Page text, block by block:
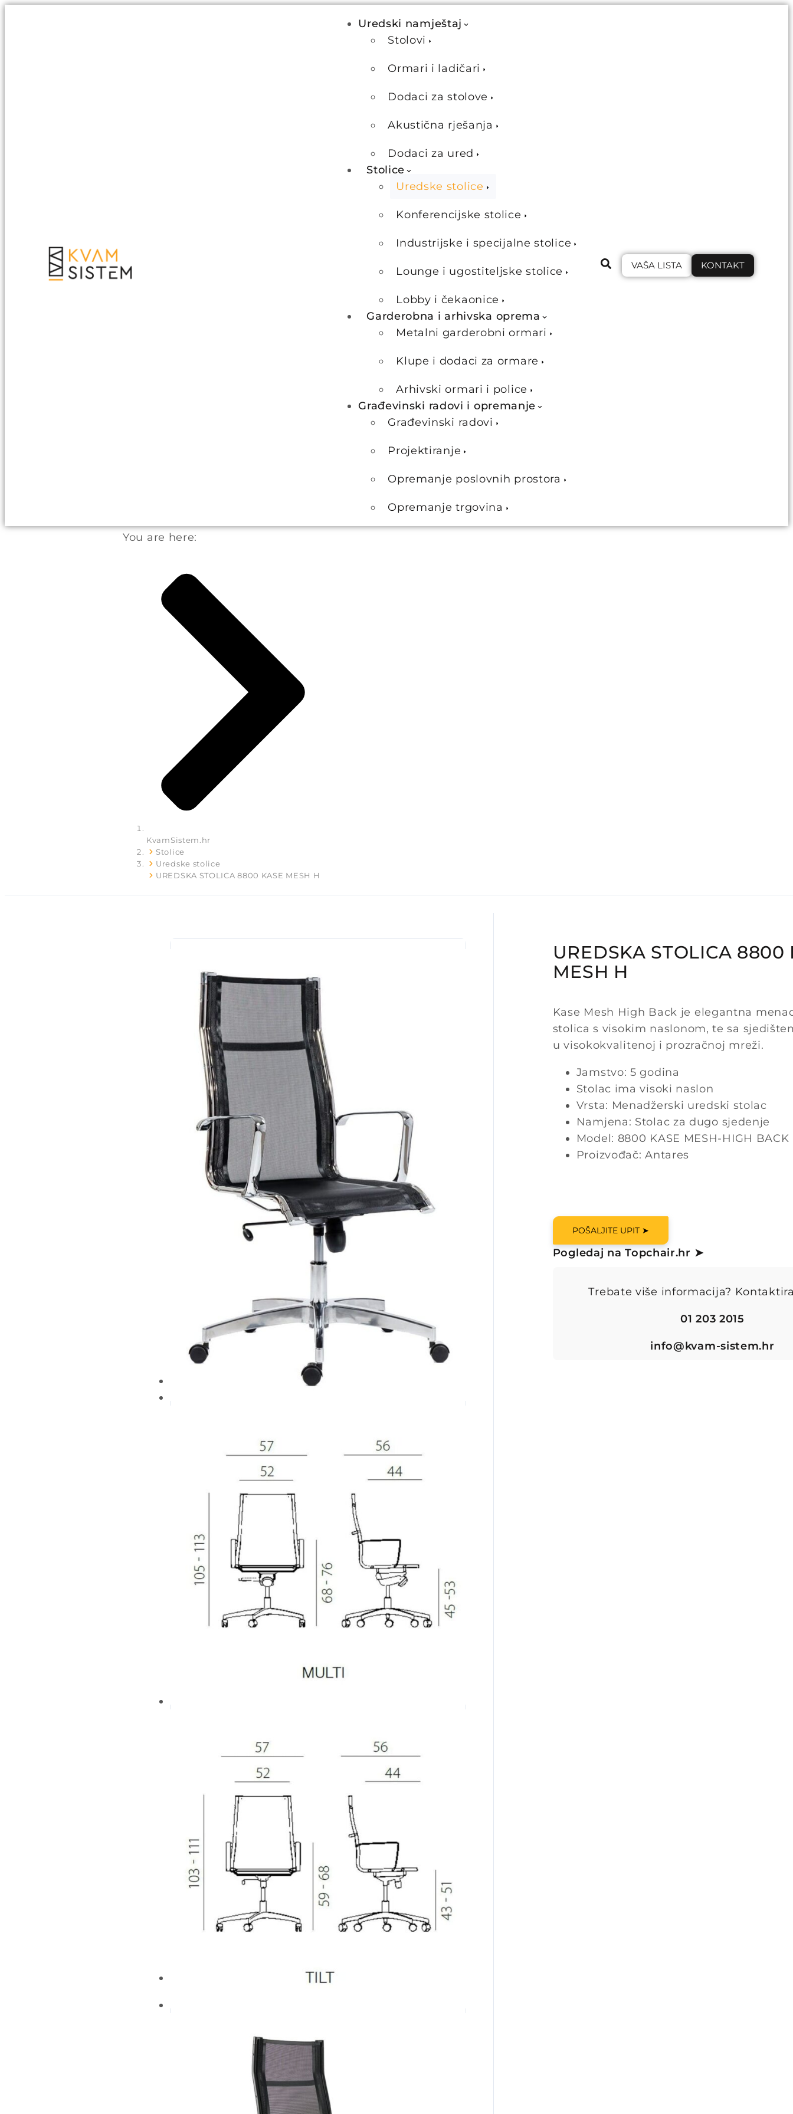
Uredski namještaj
Stolovi
Ormari i ladičari
Dodaci za stolove
Akustična rješanja
Dodaci za ured
Stolice
Uredske stolice
Konferencijske stolice
Industrijske i specijalne stolice
Lounge i ugostiteljske stolice
Lobby i čekaonice
Garderobna i arhivska oprema
Metalni garderobni ormari
Klupe i dodaci za ormare
Arhivski ormari i police
Građevinski radovi i opremanje
Građevinski radovi
Projektiranje
Opremanje poslovnih prostora
Opremanje trgovina
VAŠA LISTA KONTAKT
You are here:
KvamSistem.hr
Stolice
Uredske stolice
UREDSKA STOLICA 8800 KASE MESH H
UREDSKA STOLICA 8800
MESH H
Kase Mesh High Back je elegantna
stolica s visokim naslonom, te sa
u visokokvalitenoj i prozračnoj mreži.
Jamstvo: 5 godina
Stolac ima visoki naslon
Vrsta: Menadžerski uredski stolac
Namjena: Stolac za dugo sjedenje
Model: 8800 KASE MESH-HIGH BACK
Proizvođač: Antares
POŠALJITE UPIT ➤
Pogledaj na Topchair.hr ➤
Trebate više informacija?
01 203 2015
info@kvam-sistem.hr